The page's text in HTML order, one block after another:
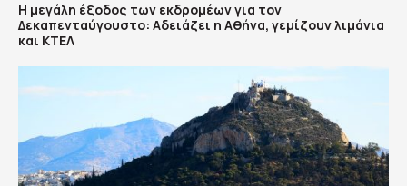
Η μεγάλη έξοδος των εκδρομέων για τον
Δεκαπενταύγουστο: Αδειάζει η Αθήνα, γεμίζουν λιμάνια
και ΚΤΕΛ